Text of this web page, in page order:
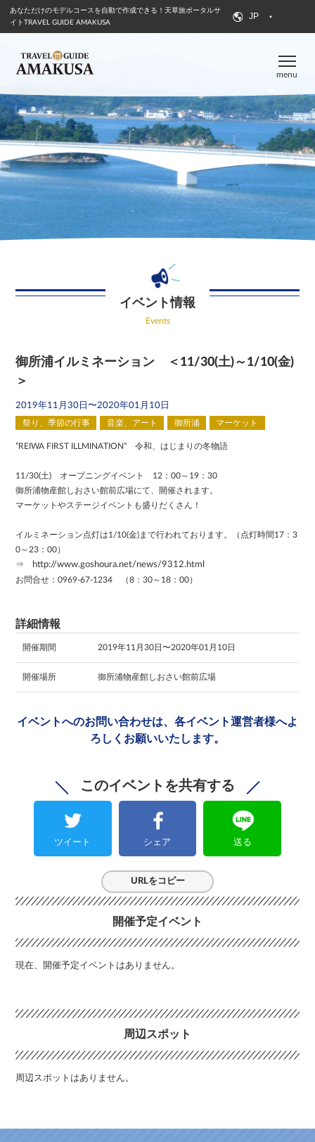
あなただけのモデルコースを自動で作成できる！ 天草旅ポータルサ
イトTRAVEL GUIDE AMAKUSA
JP
menu
イベント情報
Events
御所浦イルミネーション ＜11/30(土)～1/10(金)
＞
2019年11月30日〜2020年01月10日
祭り、季節の行事 音楽、アート 御所浦 マーケット
”REIWA FIRST ILLMINATION” 令和、はじまりの冬物語
11/30(土) オープニングイベント 12：00～19：30
御所浦物産館しおさい館前広場にて、開催されます。
マーケットやステージイベントも盛りだくさん！
イルミネーション点灯は1/10(金)まで行われております。（点灯時間17：3
0～23：00）
⇒
http://www.goshoura.net/news/9312.html
お問合せ：0969-67-1234 （8：30～18：00）
詳細情報
開催期間 2019年11月30日〜2020年01月10日
開催場所 御所浦物産館しおさい館前広場
イベントへのお問い合わせは、 各イベント運営者様へよ
ろしくお願いいたします。
このイベントを共有する
ツイート シェア 送る
URLをコピー
開催予定イベント
現在、開催予定イベントはありません。
周辺スポット
周辺スポットはありません。